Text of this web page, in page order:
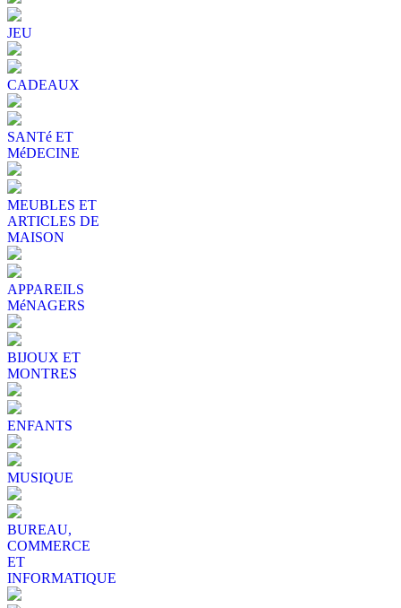
JEU
CADEAUX
SANTé ET
MéDECINE
MEUBLES ET
ARTICLES DE
MAISON
APPAREILS
MéNAGERS
BIJOUX ET
MONTRES
ENFANTS
MUSIQUE
BUREAU,
COMMERCE
ET
INFORMATIQUE